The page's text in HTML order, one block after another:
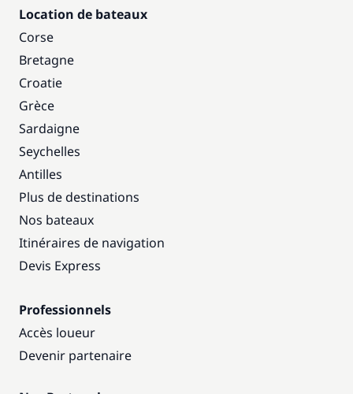
Location de bateaux
Corse
Bretagne
Croatie
Grèce
Sardaigne
Seychelles
Antilles
Plus de destinations
Nos bateaux
Itinéraires de navigation
Devis Express
Professionnels
Accès loueur
Devenir partenaire